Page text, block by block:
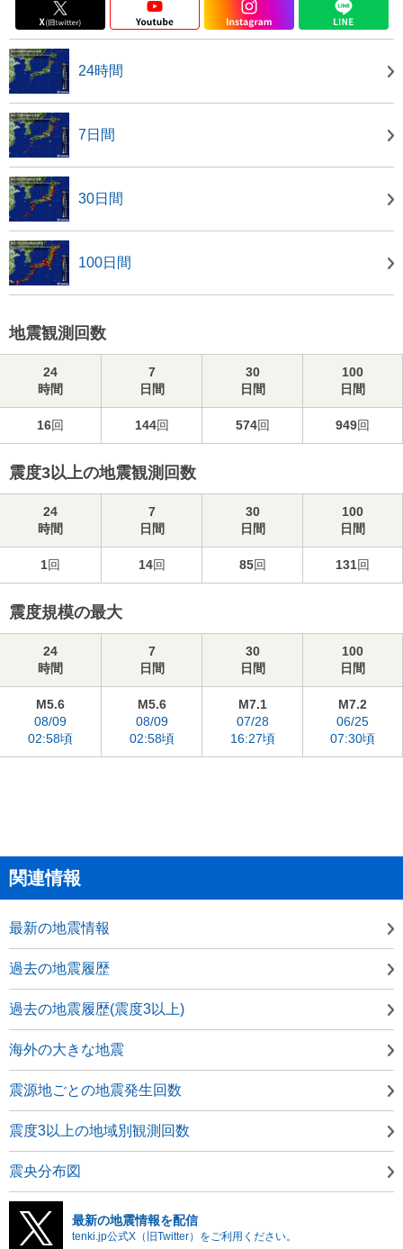
24時間
7日間
30日間
100日間
地震観測回数
24
時間
7
日間
30
日間
100
日間
16回 144回 574回 949回
震度3以上の地震観測回数
24
時間
7
日間
30
日間
100
日間
1回 14回 85回 131回
震度規模の最大
24
時間
7
日間
30
日間
100
日間
M5.6
08/09
02:58頃
M5.6
08/09
02:58頃
M7.1
07/28
16:27頃
M7.2
06/25
07:30頃
関連情報
最新の地震情報
過去の地震履歴
過去の地震履歴(震度3以上)
海外の大きな地震
震源地ごとの地震発生回数
震度3以上の地域別観測回数
震央分布図
最新の地震情報を配信
tenki.jp公式X（旧Twitter）をご利用ください。